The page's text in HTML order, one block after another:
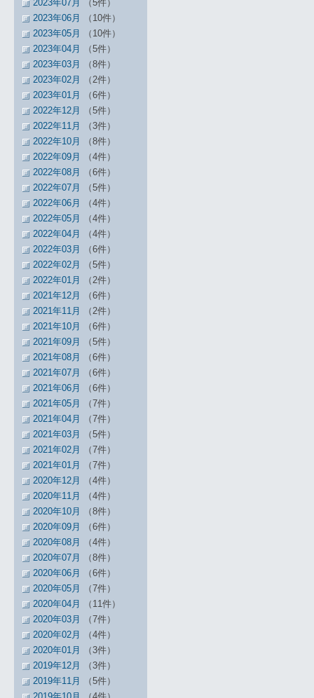
2023年07月
（5件）
2023年06月
（10件）
2023年05月
（10件）
2023年04月
（5件）
2023年03月
（8件）
2023年02月
（2件）
2023年01月
（6件）
2022年12月
（5件）
2022年11月
（3件）
2022年10月
（8件）
2022年09月
（4件）
2022年08月
（6件）
2022年07月
（5件）
2022年06月
（4件）
2022年05月
（4件）
2022年04月
（4件）
2022年03月
（6件）
2022年02月
（5件）
2022年01月
（2件）
2021年12月
（6件）
2021年11月
（2件）
2021年10月
（6件）
2021年09月
（5件）
2021年08月
（6件）
2021年07月
（6件）
2021年06月
（6件）
2021年05月
（7件）
2021年04月
（7件）
2021年03月
（5件）
2021年02月
（7件）
2021年01月
（7件）
2020年12月
（4件）
2020年11月
（4件）
2020年10月
（8件）
2020年09月
（6件）
2020年08月
（4件）
2020年07月
（8件）
2020年06月
（6件）
2020年05月
（7件）
2020年04月
（11件）
2020年03月
（7件）
2020年02月
（4件）
2020年01月
（3件）
2019年12月
（3件）
2019年11月
（5件）